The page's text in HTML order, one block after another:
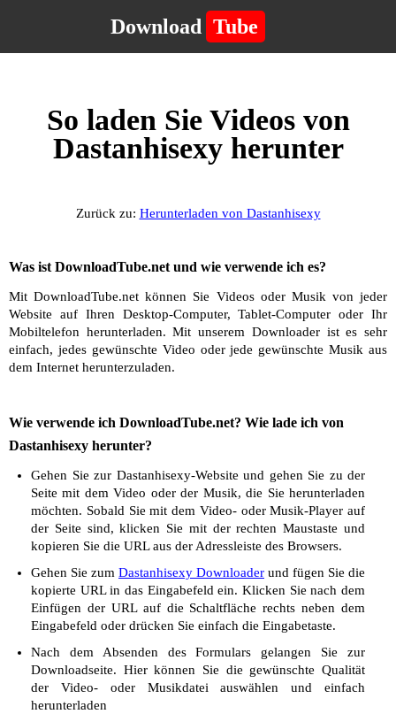
Download Tube
So laden Sie Videos von
Dastanhisexy herunter
Zurück zu: Herunterladen von Dastanhisexy
Was ist DownloadTube.net und wie verwende ich es?
Mit DownloadTube.net können Sie Videos oder Musik von jeder
Website auf Ihren Desktop-Computer, Tablet-Computer oder Ihr
Mobiltelefon herunterladen. Mit unserem Downloader ist es sehr
einfach, jedes gewünschte Video oder jede gewünschte Musik aus
dem Internet herunterzuladen.
Wie verwende ich DownloadTube.net? Wie lade ich von
Dastanhisexy herunter?
Gehen Sie zur Dastanhisexy-Website und gehen Sie zu der
Seite mit dem Video oder der Musik, die Sie herunterladen
möchten. Sobald Sie mit dem Video- oder Musik-Player auf
der Seite sind, klicken Sie mit der rechten Maustaste und
kopieren Sie die URL aus der Adressleiste des Browsers.
Gehen Sie zum Dastanhisexy Downloader und fügen Sie die
kopierte URL in das Eingabefeld ein. Klicken Sie nach dem
Einfügen der URL auf die Schaltfläche rechts neben dem
Eingabefeld oder drücken Sie einfach die Eingabetaste.
Nach dem Absenden des Formulars gelangen Sie zur
Downloadseite. Hier können Sie die gewünschte Qualität
der Video- oder Musikdatei auswählen und einfach
herunterladen